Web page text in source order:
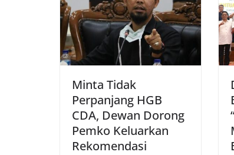
Minta Tidak
Perpanjang HGB
CDA, Dewan Dorong
Pemko Keluarkan
Rekomendasi